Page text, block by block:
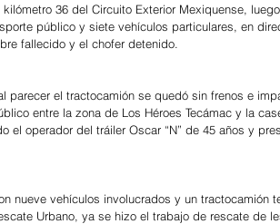
36 del Circuito Exterior Mexiquense,
público y siete vehículos particulares, en
fallecido y el chofer detenido.
parecer el tractocamión se quedó sin frenos e
entre la zona de Los Héroes Tecámac y la
el operador del tráiler Oscar “N” de 45 años y
nueve vehículos involucrados y un tractocamión
Urbano, ya se hizo el trabajo de rescate de